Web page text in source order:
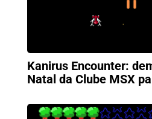
Kanirus Encounter:
Natal da Clube MSX